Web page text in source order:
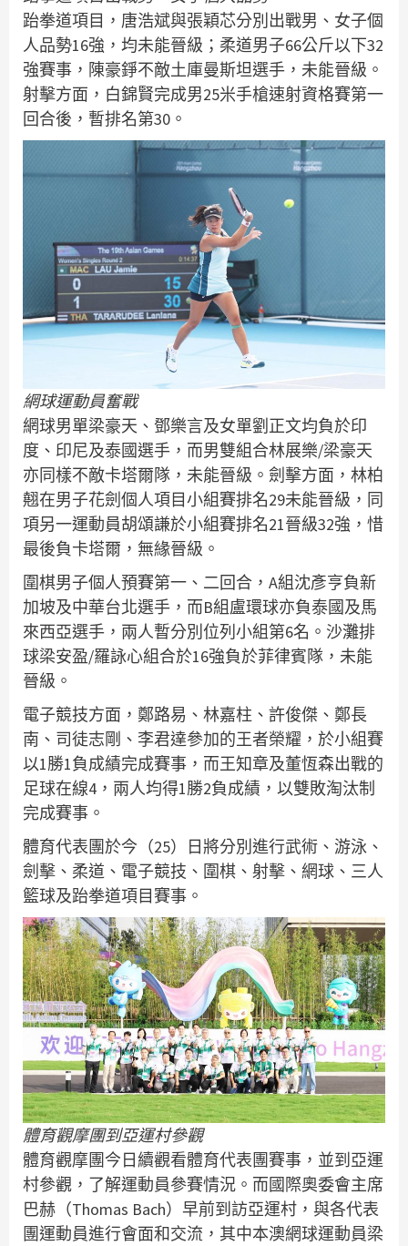
跆拳道項目，唐浩斌與張穎芯分別出戰男、女子個
人品勢16強，均未能晉級；柔道男子66公斤以下32
強賽事，陳豪錚不敵土庫曼斯坦選手，未能晉級。
射擊方面，白錦賢完成男25米手槍速射資格賽第一
回合後，暫排名第30。
網球運動員奮戰
網球男單梁豪天、鄧樂言及女單劉正文均負於印
度、印尼及泰國選手，而男雙組合林展樂/梁豪天
亦同樣不敵卡塔爾隊，未能晉級。劍擊方面，林柏
翹在男子花劍個人項目小組賽排名29未能晉級，同
項另一運動員胡頌謙於小組賽排名21晉級32強，惜
最後負卡塔爾，無緣晉級。
圍棋男子個人預賽第一、二回合，A組沈彥亨負新
加坡及中華台北選手，而B組盧環球亦負泰國及馬
來西亞選手，兩人暫分別位列小組第6名。沙灘排
球梁安盈/羅詠心組合於16強負於菲律賓隊，未能
晉級。
電子競技方面，鄭路易、林嘉柱、許俊傑、鄭長
南、司徒志剛、李君達參加的王者榮耀，於小組賽
以1勝1負成績完成賽事，而王知章及董恆森出戰的
足球在線4，兩人均得1勝2負成績，以雙敗淘汰制
完成賽事。
體育代表團於今（25）日將分別進行武術、游泳、
劍擊、柔道、電子競技、圍棋、射擊、網球、三人
籃球及跆拳道項目賽事。
體育觀摩團到亞運村參觀
體育觀摩團今日續觀看體育代表團賽事，並到亞運
村參觀，了解運動員參賽情況。而國際奧委會主席
巴赫（Thomas Bach）早前到訪亞運村，與各代表
團運動員進行會面和交流，其中本澳網球運動員梁